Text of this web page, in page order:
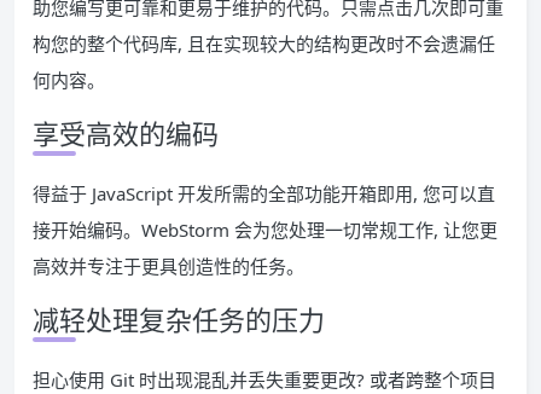
助您编写更可靠和更易于维护的代码。只需点击几次即可重
构您的整个代码库, 且在实现较大的结构更改时不会遗漏任
何内容。
享受高效的编码
得益于 JavaScript 开发所需的全部功能开箱即用, 您可以直
接开始编码。WebStorm 会为您处理一切常规工作, 让您更
高效并专注于更具创造性的任务。
减轻处理复杂任务的压力
担心使用 Git 时出现混乱并丢失重要更改? 或者跨整个项目